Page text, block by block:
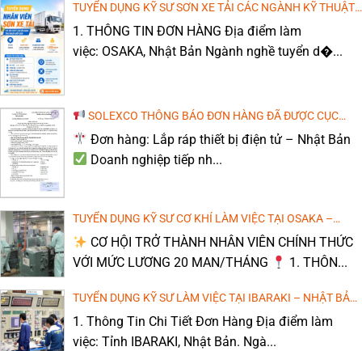
VẬN HÀNH MÁY PHAY CNC – SAITAMA
THI CÔNG THÁO DỞ NHÀ Ở – MIE, NHẬT BẢN
[TTS NAM] VẬN HÀNH MÁY DẬP LÀM VIỆC TẠI TỈNH
WAKAYAMA, NHẬT BẢN
Bạn đang tìm kiếm một công việc ổn định tại[...]
TUYỂN DỤNG KỸ SƯ SƠN XE TẢI CÁC NGÀNH KỸ THUẬT
LÀM VIỆC TẠI OSAKA, NHẬT BẢN – THU NHẬP TỐT
(MIỄN PHÍ ĐÀO TẠO TIẾNG NHẬT)
1. THÔNG TIN ĐƠN HÀNG Địa điểm làm
việc: OSAKA, Nhật Bản Ngành nghề tuyển d�...
SOLEXCO THÔNG BÁO ĐƠN HÀNG ĐÃ ĐƯỢC CỤC
QUẢN LÝ LAO ĐỘNG NGOÀI NƯỚC CHẤP THUẬN
Đơn hàng: Lắp ráp thiết bị điện tử – Nhật Bản
Doanh nghiệp tiếp nh...
TUYỂN DỤNG KỸ SƯ CƠ KHÍ LÀM VIỆC TẠI OSAKA –
NHẬT BẢN (LƯƠNG CAO, MIỄN PHÍ ĐÀO TẠO TIẾNG)
CƠ HỘI TRỞ THÀNH NHÂN VIÊN CHÍNH THỨC
VỚI MỨC LƯƠNG 20 MAN/THÁNG
1. THÔN...
TUYỂN DỤNG KỸ SƯ LÀM VIỆC TẠI IBARAKI – NHẬT BẢN
(LƯƠNG CAO, MIỄN PHÍ ĐÀO TẠO TIẾNG)
1. Thông Tin Chi Tiết Đơn Hàng Địa điểm làm
việc: Tỉnh IBARAKI, Nhật Bản. Ngà...